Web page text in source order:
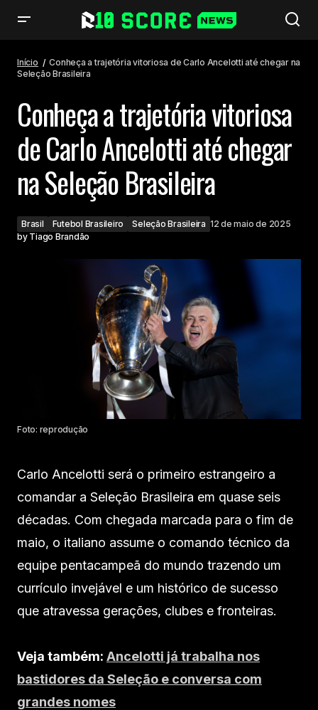
Brasileira
Início
Conheça a trajetória vitoriosa de Carlo Ancelotti até chegar na
Seleção Brasileira
Conheça a trajetória vitoriosa
de Carlo Ancelotti até chegar
na Seleção Brasileira
Brasil Futebol Brasileiro Seleção Brasileira 12 de maio de 2025
by Tiago Brandão
Foto: reprodução
Carlo Ancelotti será o primeiro estrangeiro a
comandar a Seleção Brasileira em quase seis
décadas. Com chegada marcada para o fim de
maio, o italiano assume o comando técnico da
equipe pentacampeã do mundo trazendo um
currículo invejável e um histórico de sucesso
que atravessa gerações, clubes e fronteiras.
Veja também: Ancelotti já trabalha nos
bastidores da Seleção e conversa com
grandes nomes